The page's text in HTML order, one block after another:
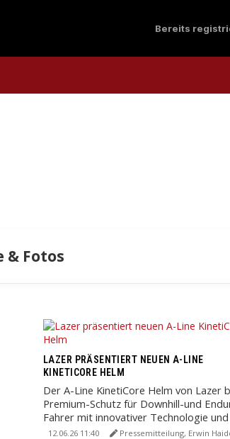
Bereits
& Fotos
LAZER PRÄSENTIERT NEUEN A-LINE
KINETICORE HELM
Der A-Line KinetiCore Helm von Lazer
Premium-Schutz für Downhill-und
Fahrer mit innovativer Technologie und
leichtem Carbon-Design.
12.06.26 11:40 Pressemitteilung, Erwin